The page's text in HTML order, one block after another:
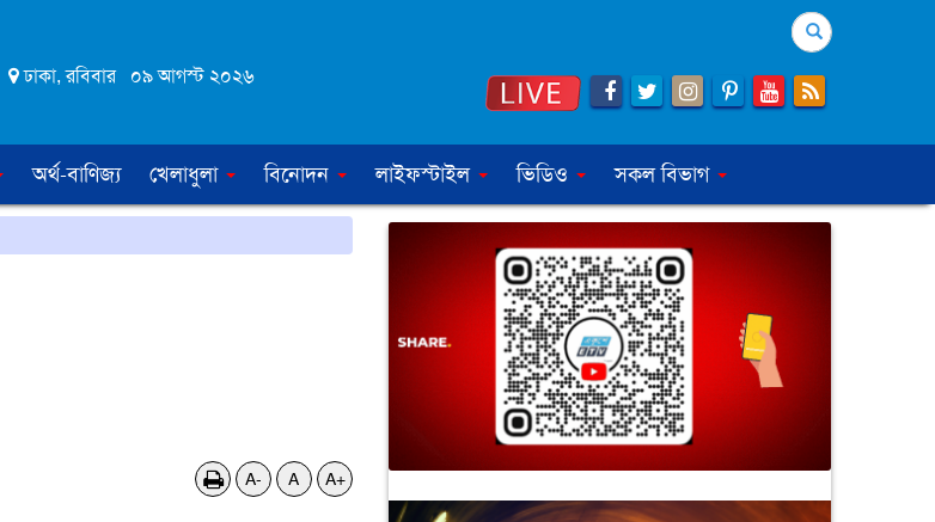
ঢাকা, রবিবার ০৯ আগস্ট ২০২৬
Search
অর্থ-বাণিজ্য খেলাধুলা বিনোদন লাইফস্টাইল ভিডিও সকল বিভাগ
A- A A+